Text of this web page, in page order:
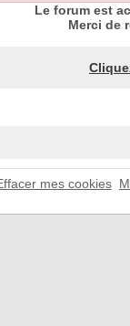
Le forum est
Merci de
mes cookies